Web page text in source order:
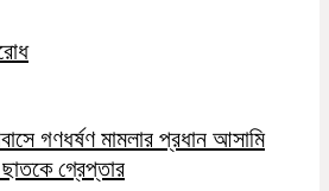
গণধর্ষণ মামলার প্রধান আসামি
গ্রেপ্তার